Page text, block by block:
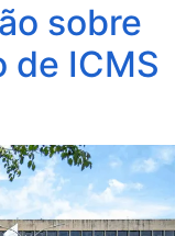
sobre
de ICMS